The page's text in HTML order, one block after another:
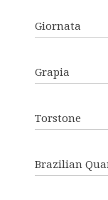
Giornata
Grapia
Torstone
Brazilian